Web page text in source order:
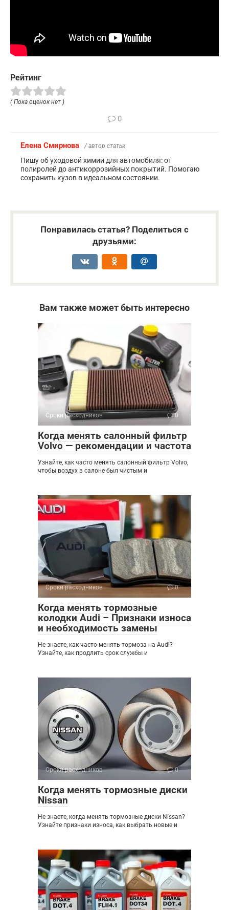
Рейтинг
( Пока оценок нет )
0
Елена Смирнова / автор статьи
Пишу об уходовой химии для автомобиля: от
полиролей до антикоррозийных покрытий. Помогаю
сохранить кузов в идеальном состоянии.
Понравилась статья? Поделиться с
друзьями:
Вам также может быть интересно
Сроки расходников 0
Когда менять салонный фильтр
Volvo — рекомендации и частота
Узнайте, как часто менять салонный фильтр Volvo,
чтобы воздух в салоне был чистым и
Сроки расходников 0
Когда менять тормозные
колодки Audi – Признаки износа
и необходимость замены
Не знаете, как часто менять тормоза на Audi?
Узнайте, как продлить срок службы и
Сроки расходников 0
Когда менять тормозные диски
Nissan
Не знаете, когда менять тормозные диски Nissan?
Узнайте признаки износа, как выбрать новые и